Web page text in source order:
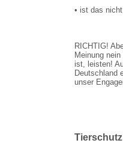
• ist das
RICHTIG!
Meinung
ist, leisten!
Deutschland
unser